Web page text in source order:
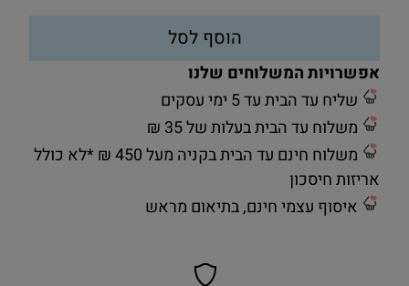
הוסף לסל
אפשרויות המשלוחים שלנו
שליח עד הבית עד 5 ימי עסקים
משלוח עד הבית בעלות של 35 ₪
משלוח חינם עד הבית בקניה מעל 450 ₪ *לא כולל
אריזות חיסכון
איסוף עצמי חינם, בתיאום מראש